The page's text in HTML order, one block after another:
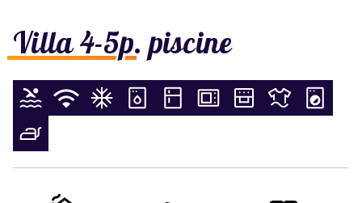
Villa 4-5p. piscine